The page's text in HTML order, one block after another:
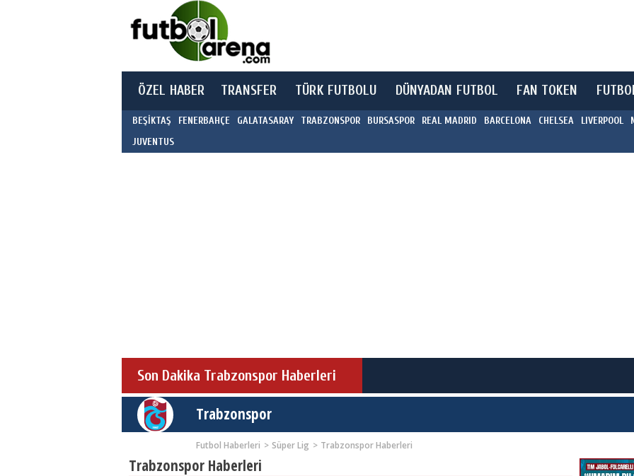
ÖZEL HABER TRANSFER TÜRK FUTBOLU DÜNYADAN FUTBOL FAN TOKEN
BEŞİKTAŞ FENERBAHÇE GALATASARAY TRABZONSPOR BURSASPOR REAL MADRID BARCELONA CHELSEA LIVERPOOL
JUVENTUS
Son Dakika Trabzonspor Haberleri
Trabzonspor
Futbol Haberleri Süper Lig Trabzonspor Haberleri
Trabzonspor Haberleri